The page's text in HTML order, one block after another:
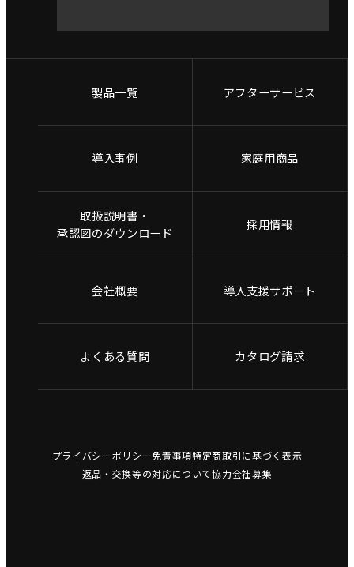
製品一覧 アフターサービス
導入事例 家庭用商品
取扱説明書・
承認図のダウンロード
採用情報
会社概要 導入支援サポート
よくある質問 カタログ請求
プライバシーポリシー免責事項特定商取引に基づく表示
返品・交換等の対応について協力会社募集